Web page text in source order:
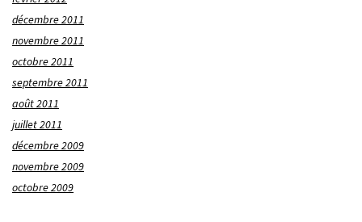
décembre 2011
novembre 2011
octobre 2011
septembre 2011
août 2011
juillet 2011
décembre 2009
novembre 2009
octobre 2009